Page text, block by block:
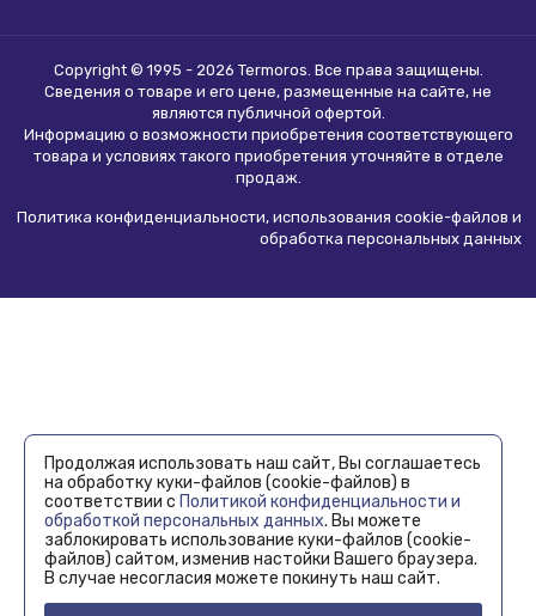
Copyright © 1995 - 2026 Termoros. Все права защищены.
Сведения о товаре и его цене, размещенные на сайте, не
являются публичной офертой.
Информацию о возможности приобретения соответствующего
товара и условиях такого приобретения уточняйте в отделе
продаж.
Политика конфиденциальности, использования сookie-файлов и
обработка персональных данных
Продолжая использовать наш сайт, Вы соглашаетесь
на обработку куки-файлов (cookie-файлов) в
соответствии с Политикой конфиденциальности и
обработкой персональных данных. Вы можете
заблокировать использование куки-файлов (cookie-
файлов) сайтом, изменив настойки Вашего браузера.
В случае несогласия можете покинуть наш сайт.